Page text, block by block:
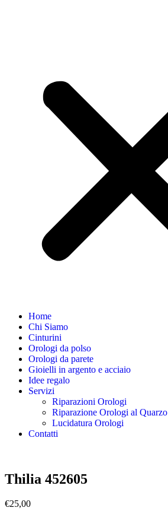
Home
Chi Siamo
Cinturini
Orologi da polso
Orologi da parete
Gioielli in argento e acciaio
Idee regalo
Servizi
Riparazioni Orologi
Riparazione Orologi al Quarzo
Lucidatura Orologi
Contatti
Thilia 452605
€25,00